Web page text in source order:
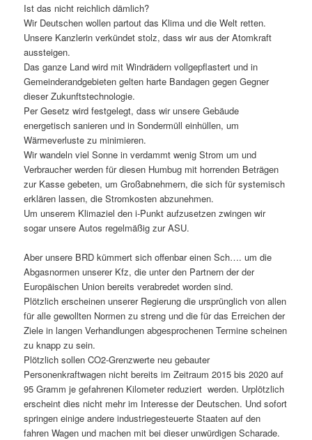
Ist das nicht reichlich dämlich?
Wir Deutschen wollen partout das Klima und die Welt retten.
Unsere Kanzlerin verkündet stolz, dass wir aus der Atomkraft
aussteigen.
Das ganze Land wird mit Windrädern vollgepflastert und in
Gemeinderandgebieten gelten harte Bandagen gegen Gegner
dieser Zukunftstechnologie.
Per Gesetz wird festgelegt, dass wir unsere Gebäude
energetisch sanieren und in Sondermüll einhüllen, um
Wärmeverluste zu minimieren.
Wir wandeln viel Sonne in verdammt wenig Strom um und
Verbraucher werden für diesen Humbug mit horrenden Beträgen
zur Kasse gebeten, um Großabnehmern, die sich für systemisch
erklären lassen, die Stromkosten abzunehmen.
Um unserem Klimaziel den i-Punkt aufzusetzen zwingen wir
sogar unsere Autos regelmäßig zur ASU.
Aber unsere BRD kümmert sich offenbar einen Sch…. um die
Abgasnormen unserer Kfz, die unter den Partnern der der
Europäischen Union bereits verabredet worden sind.
Plötzlich erscheinen unserer Regierung die ursprünglich von allen
für alle gewollten Normen zu streng und die für das Erreichen der
Ziele in langen Verhandlungen abgesprochenen Termine scheinen
zu knapp zu sein.
Plötzlich sollen CO2-Grenzwerte neu gebauter
Personenkraftwagen nicht bereits im Zeitraum 2015 bis 2020 auf
95 Gramm je gefahrenen Kilometer reduziert werden. Urplötzlich
erscheint dies nicht mehr im Interesse der Deutschen. Und sofort
springen einige andere industriegesteuerte Staaten auf den
fahren Wagen und machen mit bei dieser unwürdigen Scharade.